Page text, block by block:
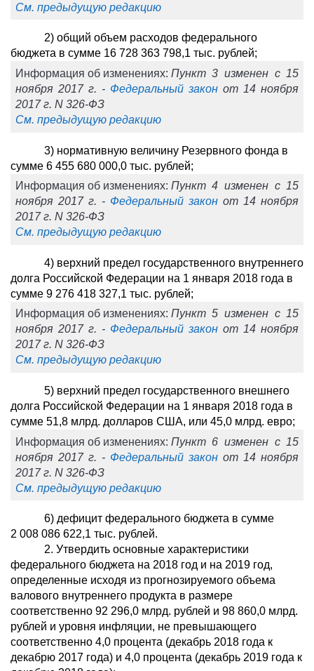
См. предыдущую редакцию
2) общий объем расходов федерального
бюджета в сумме 16 728 363 798,1 тыс. рублей;
Информация об изменениях: Пункт 3 изменен с 15
ноября 2017 г. - Федеральный закон от 14 ноября
2017 г. N 326-ФЗ
См. предыдущую редакцию
3) нормативную величину Резервного фонда в
сумме 6 455 680 000,0 тыс. рублей;
Информация об изменениях: Пункт 4 изменен с 15
ноября 2017 г. - Федеральный закон от 14 ноября
2017 г. N 326-ФЗ
См. предыдущую редакцию
4) верхний предел государственного внутреннего
долга Российской Федерации на 1 января 2018 года в
сумме 9 276 418 327,1 тыс. рублей;
Информация об изменениях: Пункт 5 изменен с 15
ноября 2017 г. - Федеральный закон от 14 ноября
2017 г. N 326-ФЗ
См. предыдущую редакцию
5) верхний предел государственного внешнего
долга Российской Федерации на 1 января 2018 года в
сумме 51,8 млрд. долларов США, или 45,0 млрд. евро;
Информация об изменениях: Пункт 6 изменен с 15
ноября 2017 г. - Федеральный закон от 14 ноября
2017 г. N 326-ФЗ
См. предыдущую редакцию
6) дефицит федерального бюджета в сумме
2 008 086 622,1 тыс. рублей.
2. Утвердить основные характеристики
федерального бюджета на 2018 год и на 2019 год,
определенные исходя из прогнозируемого объема
валового внутреннего продукта в размере
соответственно 92 296,0 млрд. рублей и 98 860,0 млрд.
рублей и уровня инфляции, не превышающего
соответственно 4,0 процента (декабрь 2018 года к
декабрю 2017 года) и 4,0 процента (декабрь 2019 года к